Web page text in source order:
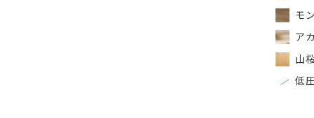
モ
ア
山
低